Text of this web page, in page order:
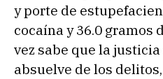
y porte de
cocaína y 36.0 gramos
vez sabe que la
absuelve de los